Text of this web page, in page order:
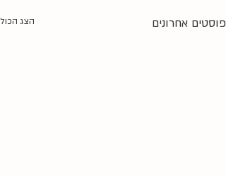
פוסטים אחרונים הצג הכול